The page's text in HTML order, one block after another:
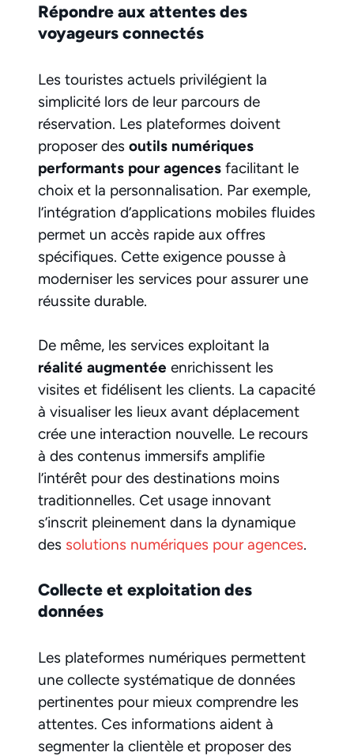
Répondre aux attentes des
voyageurs connectés
Les touristes actuels privilégient la
simplicité lors de leur parcours de
réservation. Les plateformes doivent
proposer des outils numériques
performants pour agences facilitant le
choix et la personnalisation. Par exemple,
l’intégration d’applications mobiles fluides
permet un accès rapide aux offres
spécifiques. Cette exigence pousse à
moderniser les services pour assurer une
réussite durable.
De même, les services exploitant la
réalité augmentée enrichissent les
visites et fidélisent les clients. La capacité
à visualiser les lieux avant déplacement
crée une interaction nouvelle. Le recours
à des contenus immersifs amplifie
l’intérêt pour des destinations moins
traditionnelles. Cet usage innovant
s’inscrit pleinement dans la dynamique
des solutions numériques pour agences.
Collecte et exploitation des
données
Les plateformes numériques permettent
une collecte systématique de données
pertinentes pour mieux comprendre les
attentes. Ces informations aident à
segmenter la clientèle et proposer des